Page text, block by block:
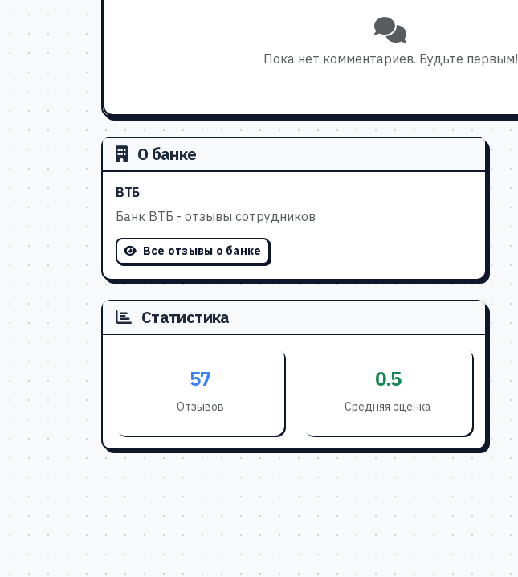
Пока нет комментариев. Будьте первым!
О банке
ВТБ
Банк ВТБ - отзывы сотрудников
Все отзывы о банке
Статистика
57
Отзывов
0.5
Средняя оценка